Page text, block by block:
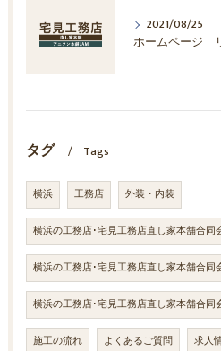
2021/08/25
ホームページ
タグ Tags
横浜 工務店 外装・内装
横浜の工務店･宅見工務店直し家本舗合同
横浜の工務店･宅見工務店直し家本舗合同
横浜の工務店･宅見工務店直し家本舗合同
施工の流れ よくあるご質問 求人